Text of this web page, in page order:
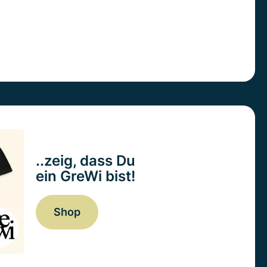
..zeig, dass Du
ein GreWi bist!
Shop